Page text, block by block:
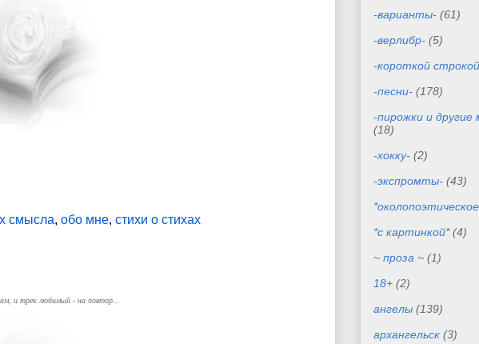
смысла, обо мне, стихи о стихах
и трек любимый - на повтор...
-варианты- (61)
-верлибр- (5)
-короткой
-песни- (178)
-пирожки и
(18)
-хокку- (2)
-экспромты- (43)
*с картинкой* (4)
~ проза ~ (1)
18+ (2)
ангелы (139)
архангельск (3)